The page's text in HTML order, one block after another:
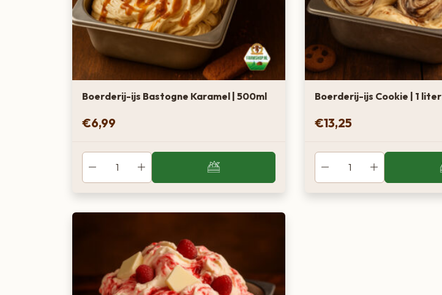
Boerderij-ijs Bastogne Karamel | 500ml
€6,99
Boerderij-ijs Cookie | 1 liter
€13,25